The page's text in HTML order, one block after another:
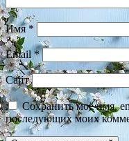
Имя *
Email*
Сайт
Сохранить моё имя,
последующих моих